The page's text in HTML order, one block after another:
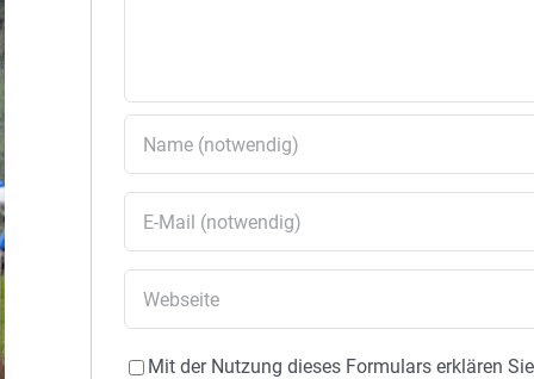
Mit der Nutzung dieses Formulars erklären Sie